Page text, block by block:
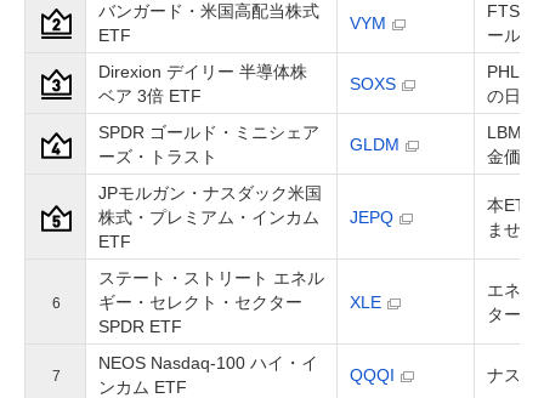
バンガード・米国高配当株式
ETF
VYM
FTSE
ールド
Direxion デイリー 半導体株
ベア 3倍 ETF
SOXS
PHLX
の日々
SPDR ゴールド・ミニシェア
ーズ・トラスト
GLDM
LBMA
金価格
JPモルガン・ナスダック米国
株式・プレミアム・インカム
ETF
JEPQ
本ETF
ませ
6
ステート・ストリート エネル
ギー・セレクト・セクター
SPDR ETF
XLE
エネル
ター・
7
NEOS Nasdaq-100 ハイ・イ
ンカム ETF
QQQI ナスダ